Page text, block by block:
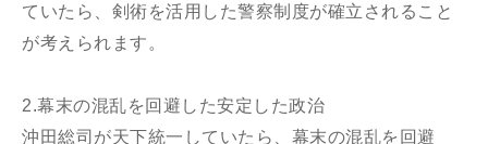
ていたら、剣術を活用した警察制度が確立されること
が考えられます。
2.幕末の混乱を回避した安定した政治
沖田総司が天下統一していたら、幕末の混乱を回避